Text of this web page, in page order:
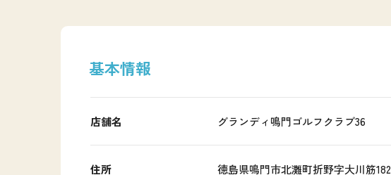
基本情報
店舗名 グランディ鳴門ゴルフクラブ36
住所 徳島県鳴門市北灘町折野字大川筋182